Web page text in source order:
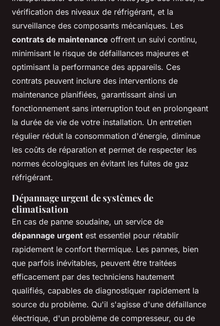
vérification des niveaux de réfrigérant, et la
surveillance des composants mécaniques. Les
contrats de maintenance offrent un suivi continu,
minimisant le risque de défaillances majeures et
optimisant la performance des appareils. Ces
contrats peuvent inclure des interventions de
maintenance planifiées, garantissant ainsi un
fonctionnement sans interruption tout en prolongeant
la durée de vie de votre installation. Un entretien
régulier réduit la consommation d'énergie, diminue
les coûts de réparation et permet de respecter les
normes écologiques en évitant les fuites de gaz
réfrigérant.
Dépannage urgent de systèmes de
climatisation
En cas de panne soudaine, un service de
dépannage urgent est essentiel pour rétablir
rapidement le confort thermique. Les pannes, bien
que parfois inévitables, peuvent être traitées
efficacement par des techniciens hautement
qualifiés, capables de diagnostiquer rapidement la
source du problème. Qu'il s'agisse d'une défaillance
électrique, d'un problème de compresseur, ou de